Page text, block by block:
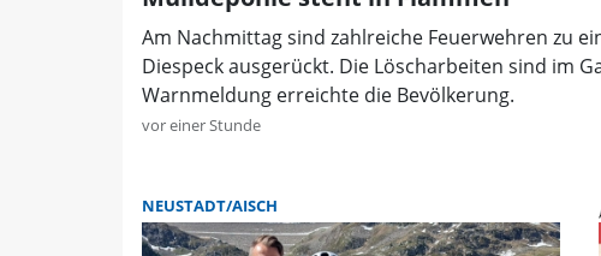
Am Nachmittag sind zahlreiche Feuerwehren zu
Diespeck ausgerückt. Die Löscharbeiten sind im
Warnmeldung erreichte die Bevölkerung.
vor einer Stunde
NEUSTADT/AISCH